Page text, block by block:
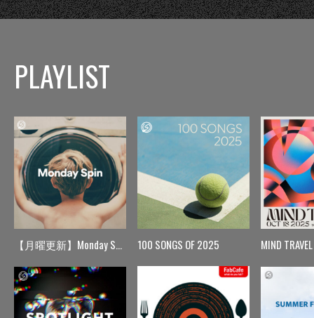
PLAYLIST
【月曜更新】Monday Spin 100 SONGS OF 2025 MIND TRAVEL